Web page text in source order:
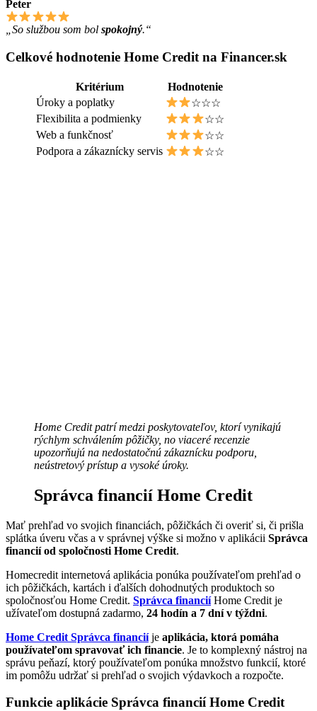
Peter
„So službou som bol spokojný.“
Celkové hodnotenie Home Credit na Financer.sk
Kritérium
Hodnotenie
Úroky a poplatky
☆☆☆
Flexibilita a podmienky
☆☆
Web a funkčnosť
☆☆
Podpora a zákaznícky servis
☆☆
Home Credit patrí medzi poskytovateľov, ktorí vynikajú
rýchlym schválením pôžičky, no viaceré recenzie
upozorňujú na nedostatočnú zákaznícku podporu,
neústretový prístup a vysoké úroky.
Správca financií Home Credit
Mať prehľad vo svojich financiách, pôžičkách či overiť si, či prišla
splátka úveru včas a v správnej výške si možno v aplikácii Správca
financií od spoločnosti Home Credit.
Homecredit internetová aplikácia ponúka používateľom prehľad o
ich pôžičkách, kartách i ďalších dohodnutých produktoch so
spoločnosťou Home Credit. Správca financiíHome Credit je
užívateľom dostupná zadarmo, 24 hodín a 7 dní v týždni.
Home Credit Správca financiíje aplikácia, ktorá pomáha
používateľom spravovať ich financie. Je to komplexný nástroj na
správu peňazí, ktorý používateľom ponúka množstvo funkcií, ktoré
im pomôžu udržať si prehľad o svojich výdavkoch a rozpočte.
Funkcie aplikácie Správca financií Home Credit